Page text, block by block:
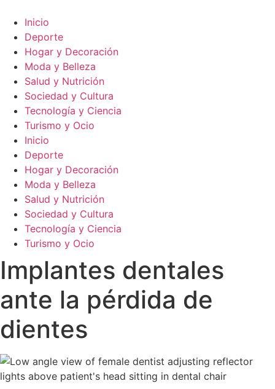
contenido
Inicio
Deporte
Hogar y Decoración
Moda y Belleza
Salud y Nutrición
Sociedad y Cultura
Tecnología y Ciencia
Turismo y Ocio
Inicio
Deporte
Hogar y Decoración
Moda y Belleza
Salud y Nutrición
Sociedad y Cultura
Tecnología y Ciencia
Turismo y Ocio
Implantes dentales
ante la pérdida de
dientes